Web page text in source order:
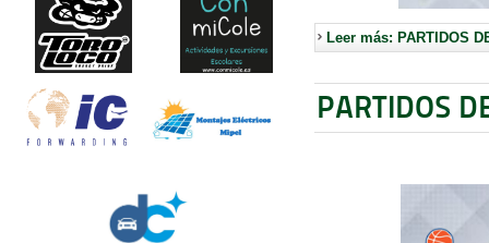
Leer más: PARTIDOS
PARTIDOS